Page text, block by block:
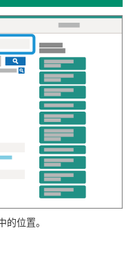
的位置。